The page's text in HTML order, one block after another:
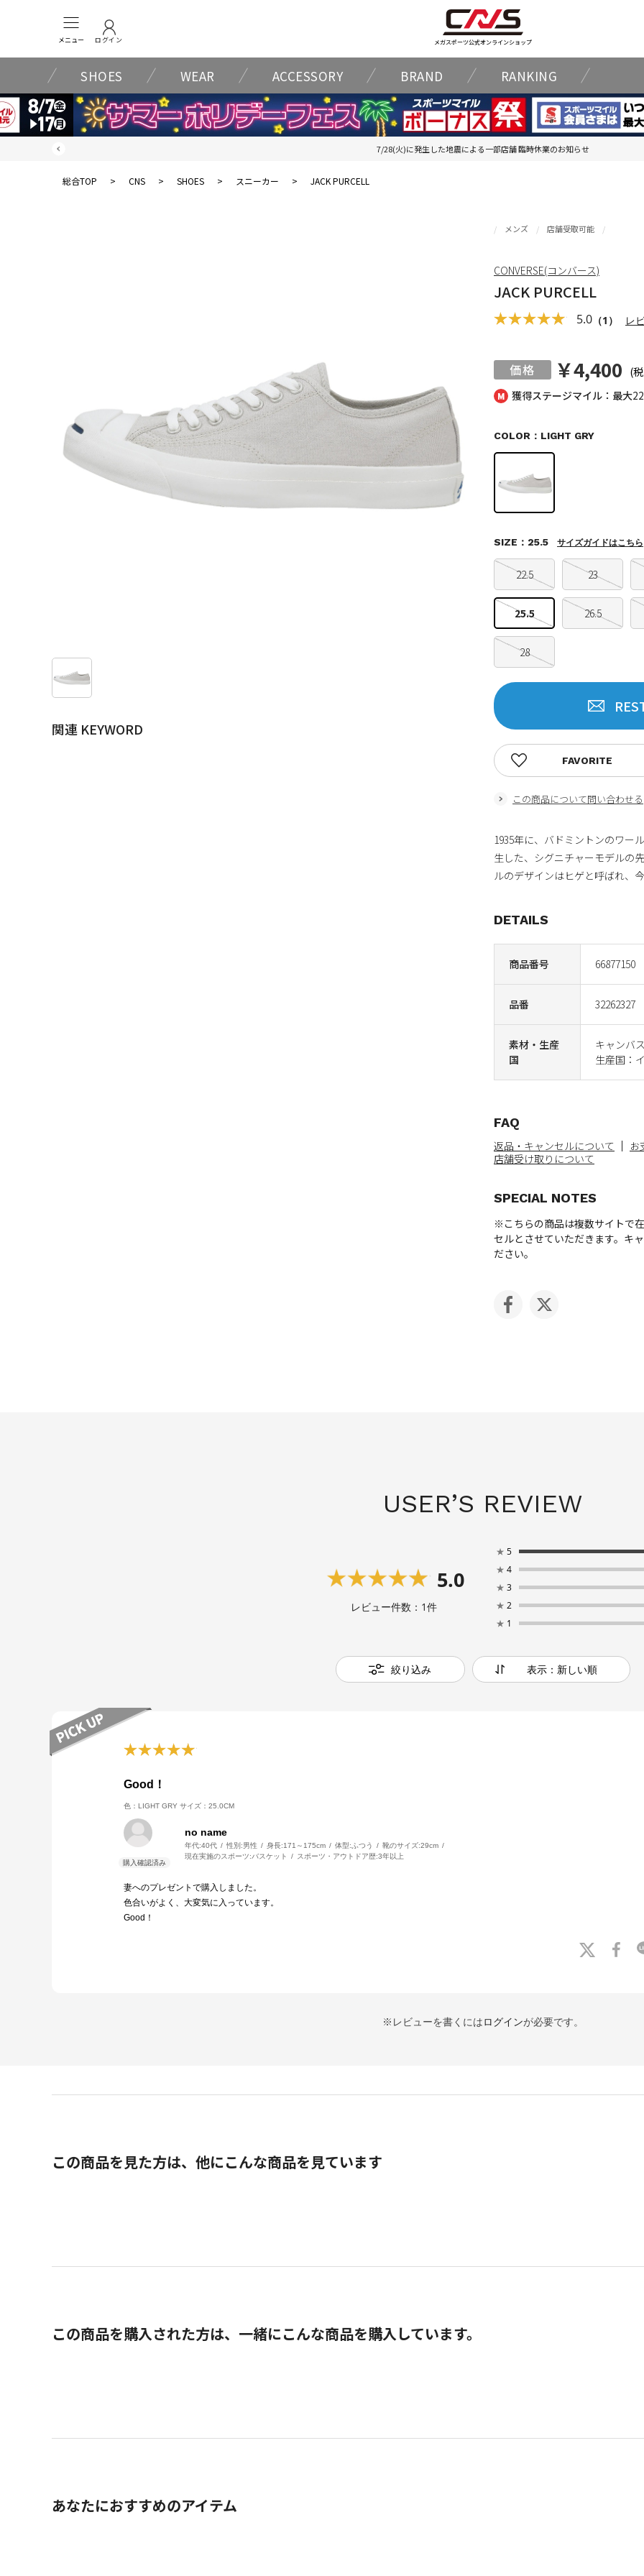
メニュー ログイン メガスポーツ公式オンラインショップ
SHOES WEAR ACCESSORY BRAND RANKING
7/28(火)に発生した地震による一部店舗 臨時休業のお知らせ
総合TOP > CNS > SHOES > スニーカー > JACK PURCELL
関連 KEYWORD
獲得ステージマイル：最大
メンズ 店舗受取可能
JACK PURCELL
5.0 （1） レ
￥4,400 (
商品番号 66877150
品番 32262327
素材・生産
国
キャンバス
生産国：
COLOR：LIGHT GRY
22.5 23
25.5 26.5
28
SIZE：25.5 サイズガイドはこちら
この商品について問い合わせる
FAVORITE
CONVERSE(コンバース)
1935年に、バドミントンのワー
生した、シグニチャーモデルの
ルのデザインはヒゲと呼ばれ、
DETAILS
FAQ
返品・キャンセルについて お
店舗受け取りについて
SPECIAL NOTES
※こちらの商品は複数サイトで
セルとさせていただきます。キ
ださい。
USER’S REVIEW
5.0
レビュー件数： 1件
★ 5
★ 4
★ 3
★ 2
★ 1
絞り込み 表示：新しい順
Good！
色：LIGHT GRY サイズ：25.0CM
no name
年代:40代 性別:男性 身長:171～175cm 体型: ふつう 靴のサイズ:29cm
現在実施のスポーツ:バスケット スポーツ・アウトドア歴:3年以上
妻へのプレゼントで購入しました。
色合いがよく、大変気に入っています。
Good！
※レビューを書くにはログインが必要です。
この商品を見た方は、他にこんな商品を見ています
この商品を購入された方は、一緒にこんな商品を購入しています。
あなたにおすすめのアイテム